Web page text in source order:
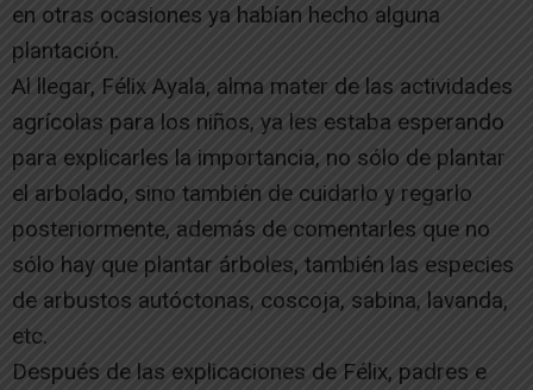
en otras ocasiones ya habían hecho alguna
plantación.
Al llegar, Félix Ayala, alma mater de las actividades
agrícolas para los niños, ya les estaba esperando
para explicarles la importancia, no sólo de plantar
el arbolado, sino también de cuidarlo y regarlo
posteriormente, además de comentarles que no
sólo hay que plantar árboles, también las especies
de arbustos autóctonas, coscoja, sabina, lavanda,
etc.
Después de las explicaciones de Félix, padres e